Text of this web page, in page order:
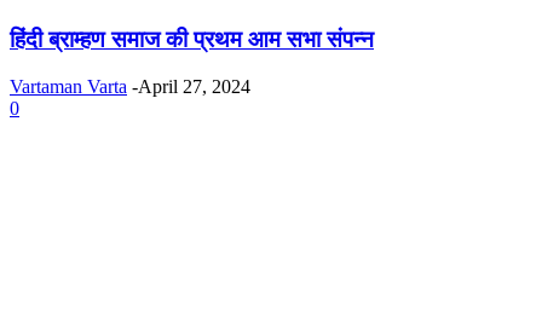
हिंदी ब्राम्हण समाज की प्रथम आम सभा संपन्न
Vartaman Varta -April 27, 2024
0